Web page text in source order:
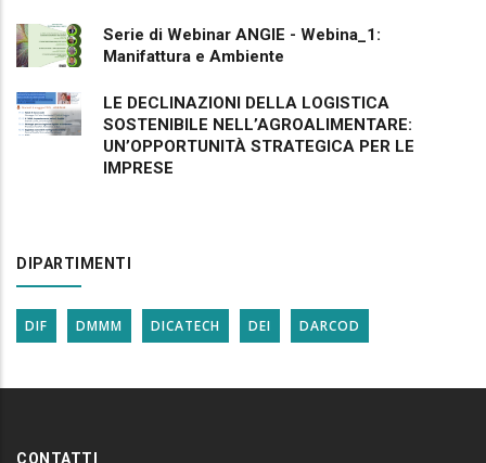
Serie di Webinar ANGIE - Webina_1:
Manifattura e Ambiente
LE DECLINAZIONI DELLA LOGISTICA
SOSTENIBILE NELL’AGROALIMENTARE:
UN’OPPORTUNITÀ STRATEGICA PER LE
IMPRESE
DIPARTIMENTI
DIF DMMM DICATECH DEI DARCOD
CONTATTI